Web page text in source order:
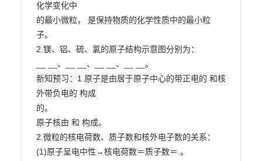
化学变化中
的最小微粒， 是保持物质的化学性质中的最小粒
子。
2.镁、铝、硫、氯的原子结构示意图分别为：
__ __、__ __、__ __、__ __。
新知预习：1.原子是由居于原子中心的带正电的 和核
外带负电的 构成
的。
原子核由 和 构成。
2.微粒的核电荷数、质子数和核外电子数的关系：
(1)原子呈电中性→核电荷数＝质子数＝ 。